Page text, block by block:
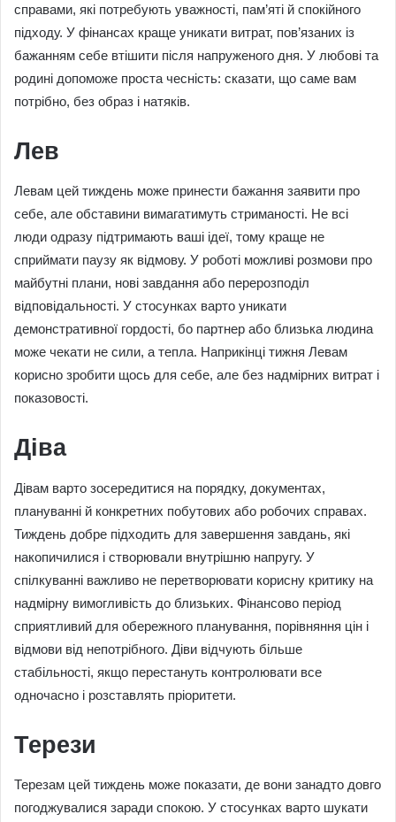
справами, які потребують уважності, пам’яті й спокійного
підходу. У фінансах краще уникати витрат, пов’язаних із
бажанням себе втішити після напруженого дня. У любові та
родині допоможе проста чесність: сказати, що саме вам
потрібно, без образ і натяків.
Лев
Левам цей тиждень може принести бажання заявити про
себе, але обставини вимагатимуть стриманості. Не всі
люди одразу підтримають ваші ідеї, тому краще не
сприймати паузу як відмову. У роботі можливі розмови про
майбутні плани, нові завдання або перерозподіл
відповідальності. У стосунках варто уникати
демонстративної гордості, бо партнер або близька людина
може чекати не сили, а тепла. Наприкінці тижня Левам
корисно зробити щось для себе, але без надмірних витрат і
показовості.
Діва
Дівам варто зосередитися на порядку, документах,
плануванні й конкретних побутових або робочих справах.
Тиждень добре підходить для завершення завдань, які
накопичилися і створювали внутрішню напругу. У
спілкуванні важливо не перетворювати корисну критику на
надмірну вимогливість до близьких. Фінансово період
сприятливий для обережного планування, порівняння цін і
відмови від непотрібного. Діви відчують більше
стабільності, якщо перестануть контролювати все
одночасно і розставлять пріоритети.
Терези
Терезам цей тиждень може показати, де вони занадто довго
погоджувалися заради спокою. У стосунках варто шукати